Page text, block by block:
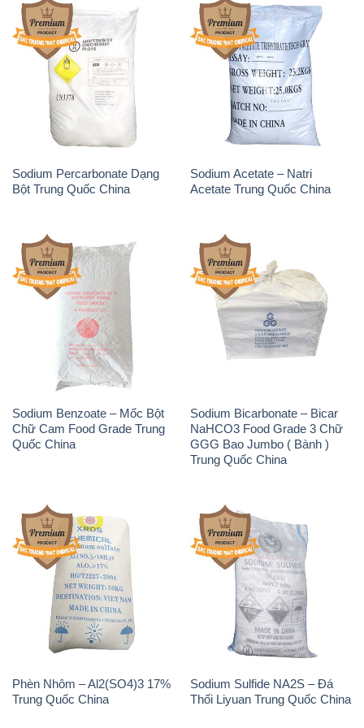
Sodium Percarbonate Dạng
Bột Trung Quốc China
Sodium Acetate – Natri
Acetate Trung Quốc China
Sodium Benzoate – Mốc Bột
Chữ Cam Food Grade Trung
Quốc China
Sodium Bicarbonate – Bicar
NaHCO3 Food Grade 3 Chữ
GGG Bao Jumbo ( Bành )
Trung Quốc China
Phèn Nhôm – Al2(SO4)3 17%
Trung Quốc China
Sodium Sulfide NA2S – Đá
Thối Liyuan Trung Quốc China